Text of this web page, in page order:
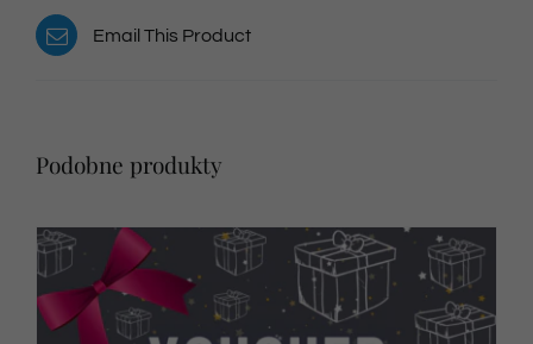
Email This Product
Podobne produkty